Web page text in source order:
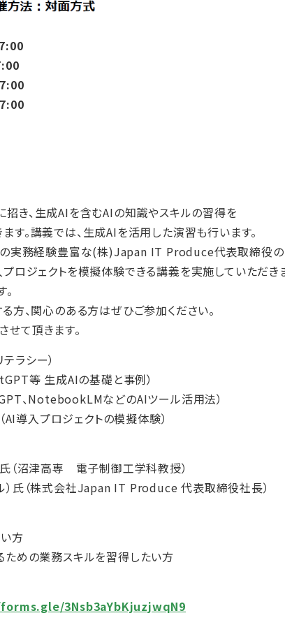
き、生成AIを含むAIの知識やスキルの習得を
す。講義では、生成AIを活用した演習も行います。
の実務経験豊富な(株)Japan IT Produce代表取締役の
ロジェクトを模擬体験できる講義を実施していただき
方、関心のある方はぜひご参加ください。
て頂きます。
ラシー）
等 生成AIの基礎と事例）
、NotebookLMなどのAIツール活用法）
AI導入プロジェクトの模擬体験）
（沼津高専 電子制御工学科教授）
氏（株式会社Japan IT Produce 代表取締役社長）
方
ための業務スキルを習得したい方
3Nsb3aYbKjuzjwqN9